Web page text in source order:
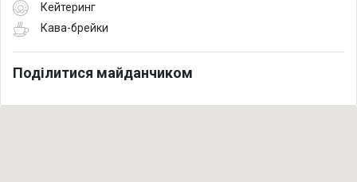
Кейтеринг
Кава-брейки
Поділитися майданчиком